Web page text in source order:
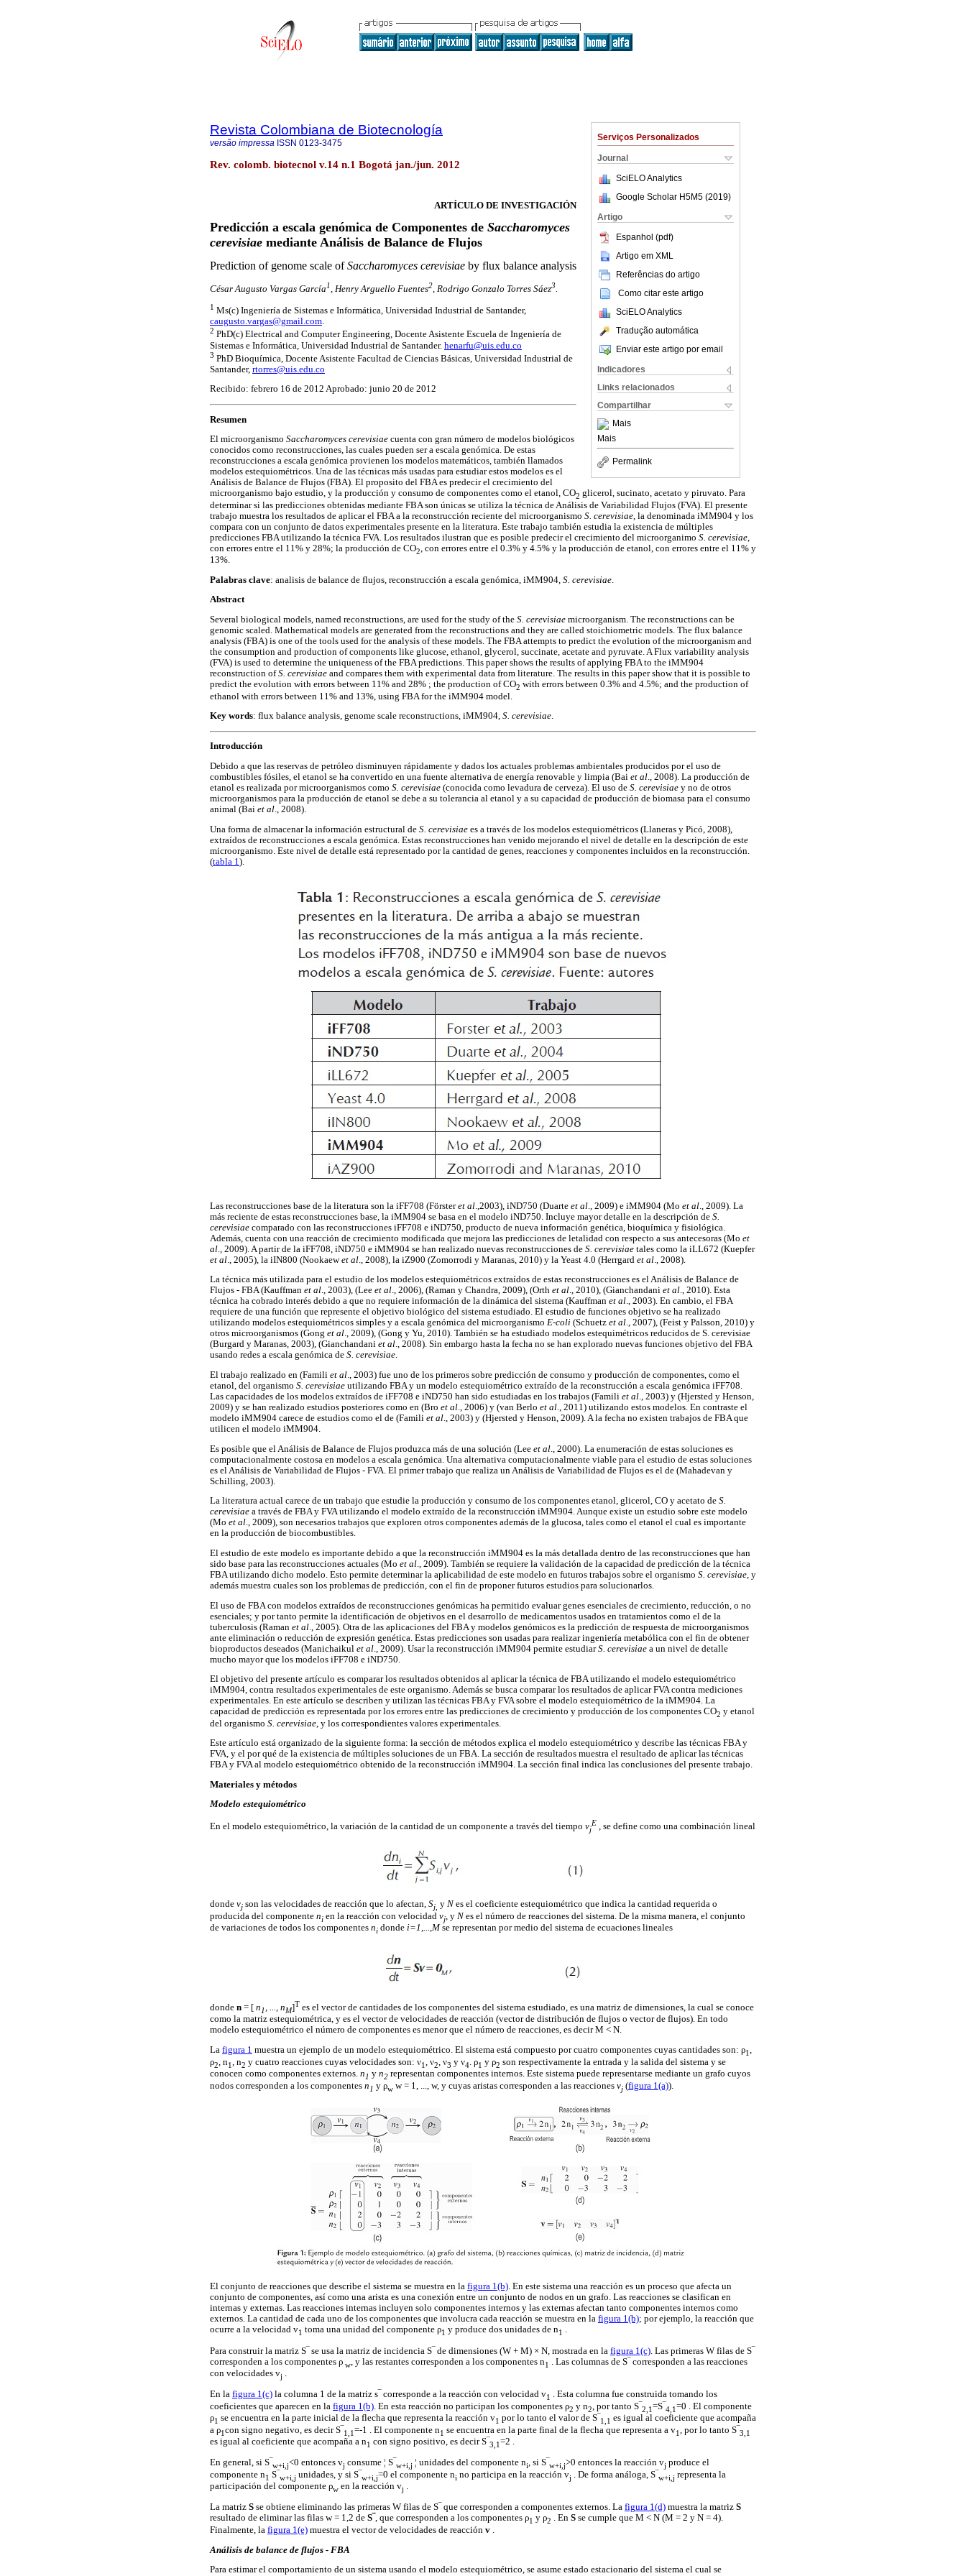
Serviços Personalizados
Journal
SciELO Analytics
Google Scholar H5M5 (2019)
Artigo
Espanhol (pdf)
Artigo em XML
Referências do artigo
Como citar este artigo
SciELO Analytics
Tradução automática
Enviar este artigo por email
Indicadores
Links relacionados
Compartilhar
Mais
Mais
Permalink
Revista Colombiana de Biotecnología
versão impressa ISSN 0123-3475
Rev. colomb. biotecnol v.14 n.1 Bogotá jan./jun. 2012
ARTÍCULO DE INVESTIGACIÓN
Predicción a escala genómica de Componentes de Saccharomyces
cerevisiae mediante Análisis de Balance de Flujos
Prediction of genome scale ofSaccharomyces cerevisiae by flux balance analysis
César Augusto Vargas García1 , Henry Arguello Fuentes2 , Rodrigo Gonzalo Torres Sáez3
1 Ms(c) Ingeniería de Sistemas e Informática, Universidad Industrial de Santander,
caugusto.vargas@gmail.com.
2 PhD(c) Electrical and Computer Engineering, Docente Asistente Escuela de Ingeniería de
Sistemas e Informática, Universidad Industrial de Santander. henarfu@uis.edu.co
3 PhD Bioquímica, Docente Asistente Facultad de Ciencias Básicas, Universidad Industrial de
Santander, rtorres@uis.edu.co
Recibido: febrero 16 de 2012 Aprobado: junio 20 de 2012
Resumen
El microorganismo Saccharomyces cerevisiae cuenta con gran número de modelos biológicos
conocidos como reconstrucciones, las cuales pueden ser a escala genómica. De estas
reconstrucciones a escala genómica provienen los modelos matemáticos, también llamados
modelos estequiométricos. Una de las técnicas más usadas para estudiar estos modelos es el
Análisis de Balance de Flujos (FBA). El proposito del FBA es predecir el crecimiento del
microorganismo bajo estudio, y la producción y consumo de componentes como el etanol, CO2 glicerol, sucinato, acetato y piruvato. Para
determinar si las predicciones obtenidas mediante FBA son únicas se utiliza la técnica de Análisis de Variabilidad Flujos (FVA). El presente
trabajo muestra los resultados de aplicar el FBA a la reconstrucción reciente del microorganismo S. cerevisiae , la denominada iMM904 y los
compara con un conjunto de datos experimentales presente en la literatura. Este trabajo también estudia la existencia de múltiples
predicciones FBA utilizando la técnica FVA. Los resultados ilustran que es posible predecir el crecimiento del microorganimo S. cerevisiae
con errores entre el 11% y 28%; la producción de CO2
, con errores entre el 0.3% y 4.5% y la producción de etanol, con errores entre el 11% y
13%.
Palabras clave: analisis de balance de flujos, reconstrucción a escala genómica, iMM904, S. cerevisiae.
Abstract
Several biological models, named reconstructions, are used for the study of the S. cerevisiae microorganism. The reconstructions can be
genomic scaled. Mathematical models are generated from the reconstructions and they are called stoichiometric models. The flux balance
analysis (FBA) is one of the tools used for the analysis of these models. The FBA attempts to predict the evolution of the microorganism and
the consumption and production of components like glucose, ethanol, glycerol, succinate, acetate and pyruvate. A Flux variability analysis
(FVA) is used to determine the uniqueness of the FBA predictions. This paper shows the results of applying FBA to the iMM904
reconstruction ofS. cerevisiae and compares them with experimental data from literature. The results in this paper show that it is possible to
predict the evolution with errors between 11% and 28% ; the production of CO2 with errors between 0.3% and 4.5%; and the production of
ethanol with errors between 11% and 13%, using FBA for the iMM904 model.
Key words: flux balance analysis, genome scale reconstructions, iMM904, S. cerevisiae.
Introducción
Debido a que las reservas de petróleo disminuyen rápidamente y dados los actuales problemas ambientales producidos por el uso de
combustibles fósiles, el etanol se ha convertido en una fuente alternativa de energía renovable y limpia (Bai et al., 2008). La producción de
etanol es realizada por microorganismos como S. cerevisiae (conocida como levadura de cerveza). El uso de S. cerevisiae y no de otros
microorganismos para la producción de etanol se debe a su tolerancia al etanol y a su capacidad de producción de biomasa para el consumo
animal (Bai et al., 2008).
Una forma de almacenar la información estructural de S. cerevisiae es a través de los modelos estequiométricos (Llaneras y Picó, 2008),
extraídos de reconstrucciones a escala genómica. Estas reconstrucciones han venido mejorando el nivel de detalle en la descripción de este
microorganismo. Este nivel de detalle está representado por la cantidad de genes, reacciones y componentes incluidos en la reconstrucción.
(tabla 1 ).
Las reconstrucciones base de la literatura son la iFF708 (Försteret al.,2003), iND750 (Duarte et al., 2009) e iMM904 (Mo et al., 2009). La
más reciente de estas reconstrucciones base, la iMM904 se basa en el modelo iND750. Incluye mayor detalle en la descripción de S.
cerevisiae comparado con las reconstrucciones iFF708 e iND750, producto de nueva información genética, bioquímica y fisiológica.
Además, cuenta con una reacción de crecimiento modificada que mejora las predicciones de letalidad con respecto a sus antecesoras (Mo et
al., 2009). A partir de la iFF708, iND750 e iMM904 se han realizado nuevas reconstrucciones de S. cerevisiae tales como la iLL672 (Kuepfer
et al., 2005), la iIN800 (Nookaewet al., 2008), la iZ900 (Zomorrodi y Maranas, 2010) y la Yeast 4.0 (Herrgard et al., 2008).
La técnica más utilizada para el estudio de los modelos estequiométricos extraídos de estas reconstrucciones es el Análisis de Balance de
Flujos - FBA (Kauffman et al., 2003), (Lee et al., 2006), (Raman y Chandra, 2009), (Orth et al., 2010), (Gianchandani et al., 2010). Esta
técnica ha cobrado interés debido a que no requiere información de la dinámica del sistema (Kauffman et al., 2003). En cambio, el FBA
requiere de una función que represente el objetivo biológico del sistema estudiado. El estudio de funciones objetivo se ha realizado
utilizando modelos estequiométricos simples y a escala genómica del microorganismo E-coli (Schuetz et al., 2007), (Feist y Palsson, 2010) y
otros microorganismos (Gong et al., 2009), (Gong y Yu, 2010). También se ha estudiado modelos estequimétricos reducidos de S. cerevisiae
(Burgard y Maranas, 2003), (Gianchandani et al., 2008). Sin embargo hasta la fecha no se han explorado nuevas funciones objetivo del FBA
usando redes a escala genómica de S. cerevisiae.
El trabajo realizado en (Famili et al., 2003) fue uno de los primeros sobre predicción de consumo y producción de componentes, como el
etanol, del organismo S. cerevisiae utilizando FBA y un modelo estequiométrico extraído de la reconstrucción a escala genómica iFF708.
Las capacidades de los modelos extraídos de iFF708 e iND750 han sido estudiadas en los trabajos (Famili et al., 2003) y (Hjersted y Henson,
2009) y se han realizado estudios posteriores como en (Bro et al., 2006) y (van Berlo et al., 2011) utilizando estos modelos. En contraste el
modelo iMM904 carece de estudios como el de (Famili et al., 2003) y (Hjersted y Henson, 2009). A la fecha no existen trabajos de FBA que
utilicen el modelo iMM904.
Es posible que el Análisis de Balance de Flujos produzca más de una solución (Lee et al ., 2000). La enumeración de estas soluciones es
computacionalmente costosa en modelos a escala genómica. Una alternativa computacionalmente viable para el estudio de estas soluciones
es el Análisis de Variabilidad de Flujos - FVA. El primer trabajo que realiza un Análisis de Variabilidad de Flujos es el de (Mahadevan y
Schilling, 2003).
La literatura actual carece de un trabajo que estudie la producción y consumo de los componentes etanol, glicerol, CO y acetato de S.
cerevisiae a través de FBA y FVA utilizando el modelo extraído de la reconstrucción iMM904. Aunque existe un estudio sobre este modelo
(Mo et al., 2009), son necesarios trabajos que exploren otros componentes además de la glucosa, tales como el etanol el cual es importante
en la producción de biocombustibles.
El estudio de este modelo es importante debido a que la reconstrucción iMM904 es la más detallada dentro de las reconstrucciones que han
sido base para las reconstrucciones actuales (Mo et al., 2009). También se requiere la validación de la capacidad de predicción de la técnica
FBA utilizando dicho modelo. Esto permite determinar la aplicabilidad de este modelo en futuros trabajos sobre el organismo S. cerevisiae, y
además muestra cuales son los problemas de predicción, con el fin de proponer futuros estudios para solucionarlos.
El uso de FBA con modelos extraídos de reconstrucciones genómicas ha permitido evaluar genes esenciales de crecimiento, reducción, o no
esenciales; y por tanto permite la identificación de objetivos en el desarrollo de medicamentos usados en tratamientos como el de la
tuberculosis (Raman et al ., 2005). Otra de las aplicaciones del FBA y modelos genómicos es la predicción de respuesta de microorganismos
ante eliminación o reducción de expresión genética. Estas predicciones son usadas para realizar ingeniería metabólica con el fin de obtener
bioproductos deseados (Manichaikul et al ., 2009). Usar la reconstrucción iMM904 permite estudiarS. cerevisiae a un nivel de detalle
mucho mayor que los modelos iFF708 e iND750.
El objetivo del presente artículo es comparar los resultados obtenidos al aplicar la técnica de FBA utilizando el modelo estequiométrico
iMM904, contra resultados experimentales de este organismo. Además se busca comparar los resultados de aplicar FVA contra mediciones
experimentales. En este artículo se describen y utilizan las técnicas FBA y FVA sobre el modelo estequiométrico de la iMM904. La
capacidad de predicción es representada por los errores entre las predicciones de crecimiento y producción de los componentes CO2 y etanol
del organismo S. cerevisiae , y los correspondientes valores experimentales.
Este artículo está organizado de la siguiente forma: la sección de métodos explica el modelo estequiométrico y describe las técnicas FBA y
FVA, y el por qué de la existencia de múltiples soluciones de un FBA. La sección de resultados muestra el resultado de aplicar las técnicas
FBA y FVA al modelo estequiométrico obtenido de la reconstrucción iMM904. La sección final indica las conclusiones del presente trabajo.
Materiales y métodos
Modelo estequiométrico
En el modelo estequiométrico, la variación de la cantidad de un componente a través del tiempo vj
E , se define como una combinación lineal
donde vj son las velocidades de reacción que lo afectan, Sj, y N es el coeficiente estequiométrico que indica la cantidad requerida o
producida del componente ni en la reacción con velocidad vj , y N es el número de reacciones del sistema. De la misma manera, el conjunto
de variaciones de todos los componentes ni donde i=1,...,Mse representan por medio del sistema de ecuaciones lineales
donde n = [ n1 , ..., nM]T es el vector de cantidades de los componentes del sistema estudiado, es una matriz de dimensiones, la cual se conoce
como la matriz estequiométrica, y es el vector de velocidades de reacción (vector de distribución de flujos o vector de flujos). En todo
modelo estequiométrico el número de componentes es menor que el número de reacciones, es decir M < N.
La figura 1 muestra un ejemplo de un modelo estequiométrico. El sistema está compuesto por cuatro componentes cuyas cantidades son: ρ1 ,
ρ2 , n1 , n2 y cuatro reacciones cuyas velocidades son: ν1 , ν2 , ν3 y ν4 . ρ1 y ρ2 son respectivamente la entrada y la salida del sistema y se
conocen como componentes externos. n1 y n2 representan componentes internos. Este sistema puede representarse mediante un grafo cuyos
nodos corresponden a los componentes n1 y ρw w = 1, ..., w, y cuyas aristas corresponden a las reacciones vj (figura 1(a)).
El conjunto de reacciones que describe el sistema se muestra en la figura 1(b). En este sistema una reacción es un proceso que afecta un
conjunto de componentes, así como una arista es una conexión entre un conjunto de nodos en un grafo. Las reacciones se clasifican en
internas y externas. Las reacciones internas incluyen solo componentes internos y las externas afectan tanto componentes internos como
externos. La cantidad de cada uno de los componentes que involucra cada reacción se muestra en la figura 1(b); por ejemplo, la reacción que
ocurre a la velocidad v1 toma una unidad del componente ρ1 y produce dos unidades de n1 .
Para construir la matriz S‾ se usa la matriz de incidencia S‾ de dimensiones (W + M) × N, mostrada en la figura 1(c) . Las primeras W filas de S‾
corresponden a los componentes ρ w , y las restantes corresponden a los componentes n1
. Las columnas de S‾ corresponden a las reacciones
con velocidades vj .
En la figura 1(c) la columna 1 de la matriz s‾ corresponde a la reacción con velocidad v1
. Esta columna fue construida tomando los
coeficientes que aparecen en la figura 1(b) . En esta reacción no participan los componentes ρ2 y n2 , por tanto S‾ 2,1=S‾ 4,1=0 . El componente
ρ1 se encuentra en la parte inicial de la flecha que representa la reacción v1 por lo tanto el valor de S‾ 1,1 es igual al coeficiente que acompaña
a ρ1con signo negativo, es decir S‾ 1,1=-1 . El componente n1 se encuentra en la parte final de la flecha que representa a v1 , por lo tanto S‾ 3,1
es igual al coeficiente que acompaña a n1 con signo positivo, es decir S‾ 3,1 =2 .
En general, si S‾ w+i,j<0 entonces vj consume ¦ S‾ w+i,j ¦ unidades del componente ni, si S‾ w+i,j>0 entonces la reacción vj produce el
componente n1 S‾ w+i,j unidades, y si S‾ w+i,j=0 el componente ni no participa en la reacción vj . De forma análoga, S‾ w+i,j representa la
participación del componente ρw en la reacción vj .
La matriz S se obtiene eliminando las primeras W filas de S‾ que corresponden a componentes externos. La figura 1(d) muestra la matriz S
resultado de eliminar las filas w = 1,2 de S‾ , que corresponden a los componentes ρ1 y ρ2 . En S se cumple que M < N (M = 2 y N = 4).
Finalmente, la figura 1(e) muestra el vector de velocidades de reacción v .
Análisis de balance de flujos - FBA
Para estimar el comportamiento de un sistema usando el modelo estequiométrico, se asume estado estacionario del sistema el cual se